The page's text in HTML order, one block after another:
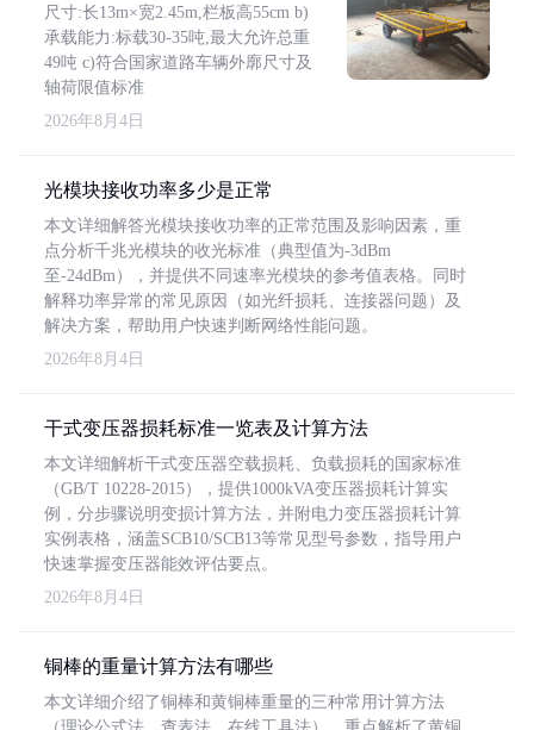
尺寸:长13m×宽2.45m,栏板高55cm b)
承载能力:标载30-35吨,最大允许总重
49吨 c)符合国家道路车辆外廓尺寸及
轴荷限值标准
2026年8月4日
光模块接收功率多少是正常
本文详细解答光模块接收功率的正常范围及影响因素，重
点分析千兆光模块的收光标准（典型值为-3dBm
至-24dBm），并提供不同速率光模块的参考值表格。同时
解释功率异常的常见原因（如光纤损耗、连接器问题）及
解决方案，帮助用户快速判断网络性能问题。
2026年8月4日
干式变压器损耗标准一览表及计算方法
本文详细解析干式变压器空载损耗、负载损耗的国家标准
（GB/T 10228-2015），提供1000kVA变压器损耗计算实
例，分步骤说明变损计算方法，并附电力变压器损耗计算
实例表格，涵盖SCB10/SCB13等常见型号参数，指导用户
快速掌握变压器能效评估要点。
2026年8月4日
铜棒的重量计算方法有哪些
本文详细介绍了铜棒和黄铜棒重量的三种常用计算方法